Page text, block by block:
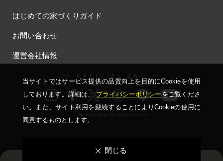
はじめての家づくりガイド
お問い合わせ
運営会社情報
ー OFFICIAL SNS ー
© Housing Stage All rights reserved.
当サイトではサービス提供の品質向上を⽬的にCookieを使⽤
しております。詳細は、プライバシーポリシーをご覧くださ
い。
また、サイト利⽤を継続することによりCookieの使⽤に
同意するものとします。
閉じる